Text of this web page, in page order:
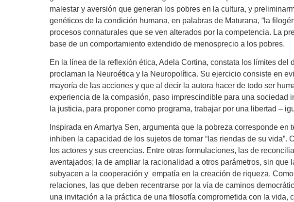
malestar y aversión que generan los pobres en la cultura, y
genéticos de la condición humana, en palabras de Maturana, “la
procesos connaturales que se ven alterados por la competencia. La
base de un comportamiento extendido de menosprecio a los pobres.
En la línea de la reflexión ética, Adela Cortina, constata los límites
proclaman la Neuroética y la Neuropolítica. Su ejercicio consiste en
mayoría de las acciones y que al decir la autora hacer de todo ser
experiencia de la compasión, paso imprescindible para una
la justicia, para proponer como programa, trabajar por una libertad –
Inspirada en Amartya Sen, argumenta que la pobreza corresponde
inhiben la capacidad de los sujetos de tomar “las riendas de su
los actores y sus creencias. Entre otras formulaciones, las de
aventajados; la de ampliar la racionalidad a otros parámetros, sin
subyacen a la cooperación y empatía en la creación de riqueza.
relaciones, las que deben recentrarse por la vía de caminos
una invitación a la práctica de una filosofía comprometida con la vida,